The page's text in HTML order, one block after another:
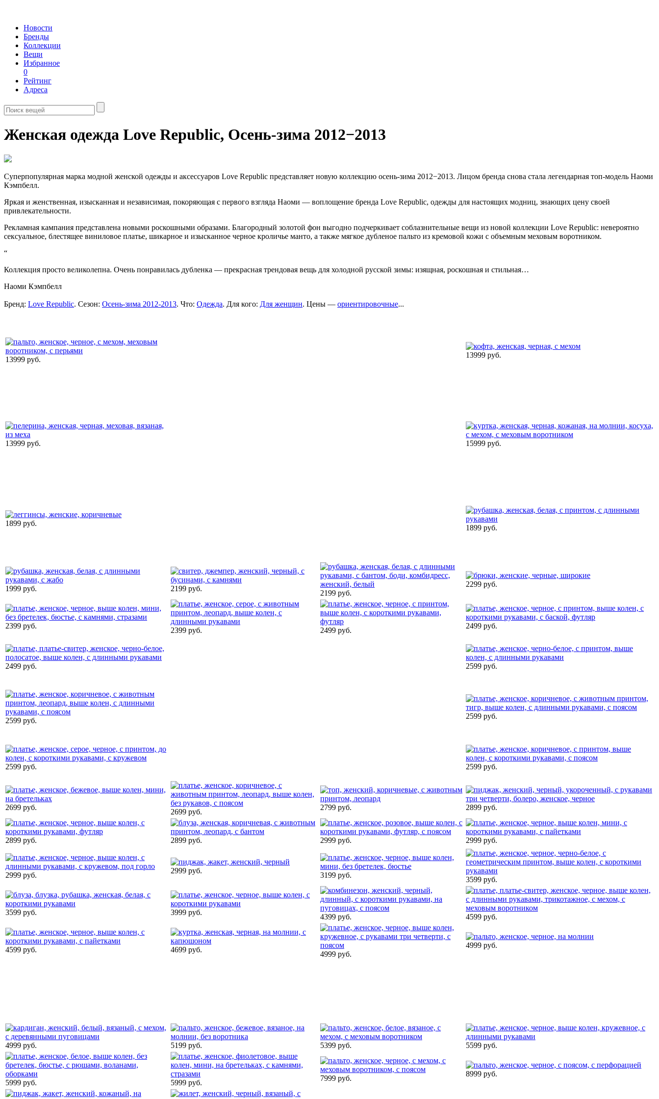
Новости
Бренды
Коллекции
Вещи
Избранное
0
Рейтинг
Адреса
Женская одежда Love Republic, Осень-зима 2012−2013
Суперпопулярная марка модной женской одежды и аксессуаров Love Republic представляет новую коллекцию осень-зима 2012−2013. Лицом бренда снова стала легендарная топ-модель Наоми
Кэмпбелл.
Яркая и женственная, изысканная и независимая, покоряющая с первого взгляда Наоми — воплощение бренда Love Republic, одежды для настоящих модниц, знающих цену своей
привлекательности.
Рекламная кампания представлена новыми роскошными образами. Благородный золотой фон выгодно подчеркивает соблазнительные вещи из новой коллекции Love Republic: невероятно
сексуальное, блестящее виниловое платье, шикарное и изысканное черное кроличье манто, а также мягкое дубленое пальто из кремовой кожи с объемным меховым воротником.
“
Коллекция просто великолепна. Очень понравилась дубленка — прекрасная трендовая вещь для холодной русской зимы: изящная, роскошная и стильная…
Наоми Кэмпбелл
Бренд: Love Republic. Сезон: Осень-зима 2012-2013. Что: Одежда. Для кого: Для женщин. Цены — ориентировочные...
13999 руб.
13999 руб.
13999 руб. 15999 руб.
1899 руб.
1899 руб.
1999 руб. 2199 руб.
2199 руб.
2299 руб.
2399 руб.
2399 руб. 2499 руб.
2499 руб.
2499 руб. 2599 руб.
2599 руб.
2599 руб.
2599 руб. 2599 руб.
2699 руб.
2699 руб.
2799 руб. 2899 руб.
2899 руб. 2899 руб. 2999 руб. 2999 руб.
2999 руб.
2999 руб.
3199 руб.
3599 руб.
3599 руб. 3999 руб.
4399 руб. 4599 руб.
4599 руб. 4699 руб.
4999 руб.
4999 руб.
4999 руб. 5199 руб. 5399 руб. 5599 руб.
5999 руб. 5999 руб.
7999 руб.
8999 руб.